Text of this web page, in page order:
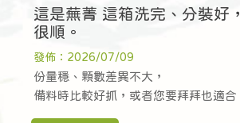
這是蕪菁 這箱洗完、分裝好
很順。
發佈：2026/07/09
份量穩、顆數差異不大，
備料時比較好抓，或者您要拜拜也適合